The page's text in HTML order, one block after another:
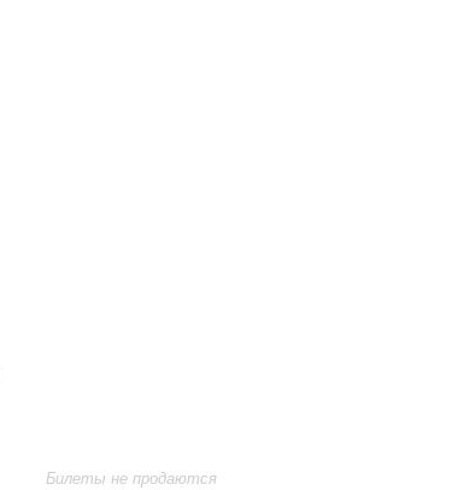
Билеты не продаются